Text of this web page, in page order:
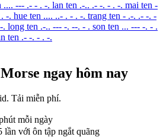
.... --- .- - . -. lan ten .-.. .- -. - . -. mai ten -
-. hue ten .... ..- . - . -. trang ten - .-. .- -. -
. long ten .-.. --- -. --. - . son ten ... --- -. - .
ten .- -. - . -.
ngay hôm nay
Tải miễn phí.
mỗi ngày
lần với ôn tập ngắt quãng